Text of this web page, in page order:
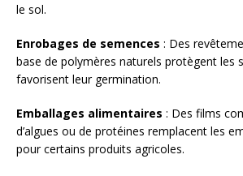
le sol.
Enrobages de semences : Des
base de polymères naturels protègent les
favorisent leur germination.
Emballages alimentaires : Des films
d’algues ou de protéines remplacent les
pour certains produits agricoles.